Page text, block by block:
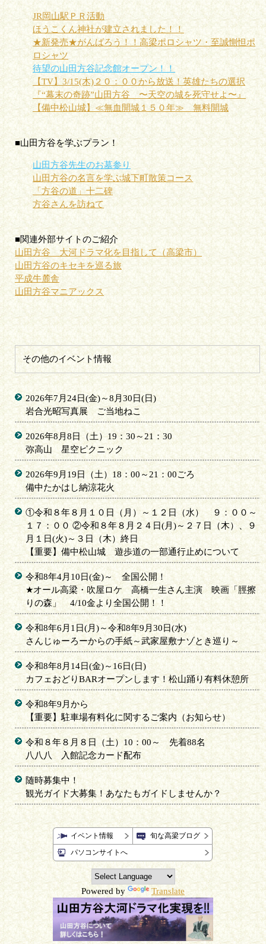
JR岡山駅ＰＲ活動
ほうこくん神社が建立されました！！
★新発売★がんばろう！！高梁ポロシャツ・至誠惻怛ポ
ロシャツ
待望の山田方谷記念館オープン！！
【TV】3/15(木)２０：００から放送！英雄たちの選択
『“幕末の奇跡”山田方谷 〜天空の城を死守せよ〜』
【備中松山城】≪無血開城１５０年≫ 無料開城
■山田方谷を学ぶプラン！
山田方谷先生のお墓参り
山田方谷の名言を学ぶ城下町散策コース
「方谷の道」十二碑
方谷さんを訪ねて
■関連外部サイトのご紹介
山田方谷 大河ドラマ化を目指して（高梁市）
山田方谷のキセキを巡る旅
平成牛麓舎
山田方谷マニアックス
その他のイベント情報
2026年7月24日(金)～8月30日(日)
岩合光昭写真展 ご当地ねこ
2026年8月8日（土）19：30～21：30
弥高山 星空ピクニック
2026年9月19日（土）18：00～21：00ごろ
備中たかはし納涼花火
①令和８年８月１０日（月）～１２日（水） ９：００～
１７：００ ②令和８年８月２４日(月)～２７日（木）、９
月１日(火)～３日（木）終日
【重要】備中松山城 遊歩道の一部通行止めについて
令和8年4月10日(金)～ 全国公開！
★オール高梁・吹屋ロケ 高橋一生さん主演 映画「脛擦
りの森」 4/10金より全国公開！！
令和8年6月1日(月)～令和8年9月30日(水)
さんじゅーろーからの手紙～武家屋敷ナゾとき巡り～
令和8年8月14日(金)～16日(日)
カフェおどりBARオープンします！松山踊り有料休憩所
令和8年9月から
【重要】駐車場有料化に関するご案内（お知らせ）
令和８年８月８日（土）10：00～ 先着88名
八八八 入館記念カード配布
随時募集中！
観光ガイド大募集！あなたもガイドしませんか？
イベント情報
旬な高梁ブログ
パソコンサイトへ
Powered by Translate